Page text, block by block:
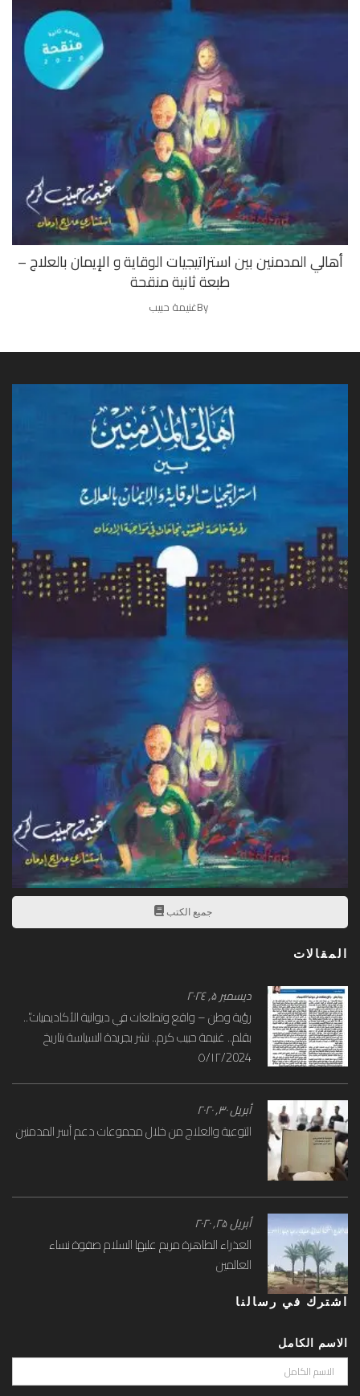
أهالي المدمنين بين استراتيجيات الوقاية و الإيمان بالعلاج –
طبعة ثانية منقحة
Byغنيمة حبيب
جميع الكتب
المقالات
ديسمبر ۵, ۲۰۲٤
رؤية وطن – واقع وتطلعات في ديوانية الأكاديميات”..
بقلم.. غنيمة حبيب كرم.. نشر بجريدة السياسة بتاريخ
٥/١٢/2024
أبريل ۳۰, ۲۰۲۰
التوعية والعلاج من خلال مجموعات دعم أسر المدمنين
أبريل ۲۵, ۲۰۲۰
العذراء الطاهرة مريم عليها السلام صفوة نساء
العالمين
اشترك في رسالنا
الاسم الكامل